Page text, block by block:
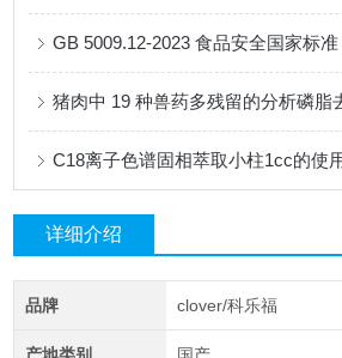
GB 5009.12-2023 食品安全国家标
猪肉中 19 种兽药多残留的分析磷脂
C18离子色谱固相萃取小柱1cc的使
详细介绍
品牌 clover/科乐福